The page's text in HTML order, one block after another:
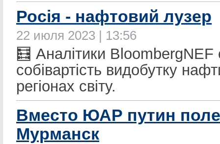
Росія - нафтовий лузер
22 июля 2023 | 13:56
🧮 Аналітики BloombergNEF
собівартість видобутку
регіонах світу.
Вместо ЮАР путин
Мурманск